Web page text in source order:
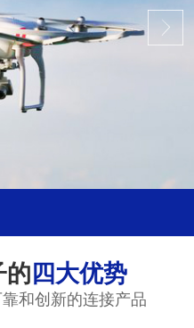
的 四大优势
和创新的连接产品